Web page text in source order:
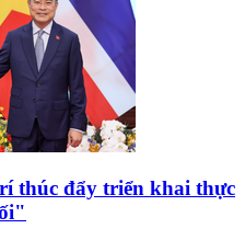
thúc đẩy triển khai thực